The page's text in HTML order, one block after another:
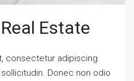
Estate
consectetur adipiscing
Donec non odio